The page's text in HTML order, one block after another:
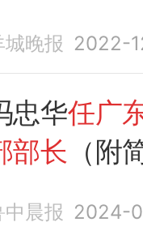
城晚报 2022-
忠华任广
部长 （附
中晨报 2024-